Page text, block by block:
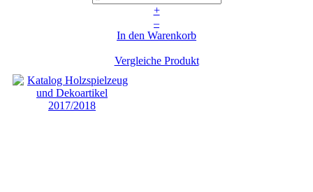
+
–
In den Warenkorb
Vergleiche Produkt